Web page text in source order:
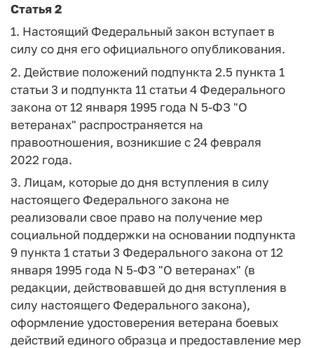
Статья 2
1. Настоящий Федеральный закон вступает в
силу со дня его официального опубликования.
2. Действие положений подпункта 2.5 пункта 1
статьи 3 и подпункта 11 статьи 4 Федерального
закона от 12 января 1995 года N 5-ФЗ "О
ветеранах" распространяется на
правоотношения, возникшие с 24 февраля
2022 года.
3. Лицам, которые до дня вступления в силу
настоящего Федерального закона не
реализовали свое право на получение мер
социальной поддержки на основании подпункта
9 пункта 1 статьи 3 Федерального закона от 12
января 1995 года N 5-ФЗ "О ветеранах" (в
редакции, действовавшей до дня вступления в
силу настоящего Федерального закона),
оформление удостоверения ветерана боевых
действий единого образца и предоставление мер